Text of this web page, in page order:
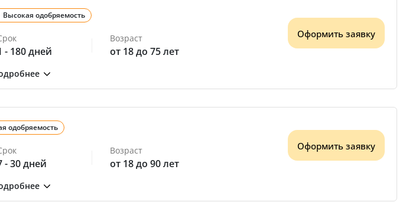
Высокая одобряемость
- 180 дней
Возраст
от 18 до 75 лет
Оформить заявку
одобряемость
- 30 дней
Возраст
от 18 до 90 лет
Оформить заявку